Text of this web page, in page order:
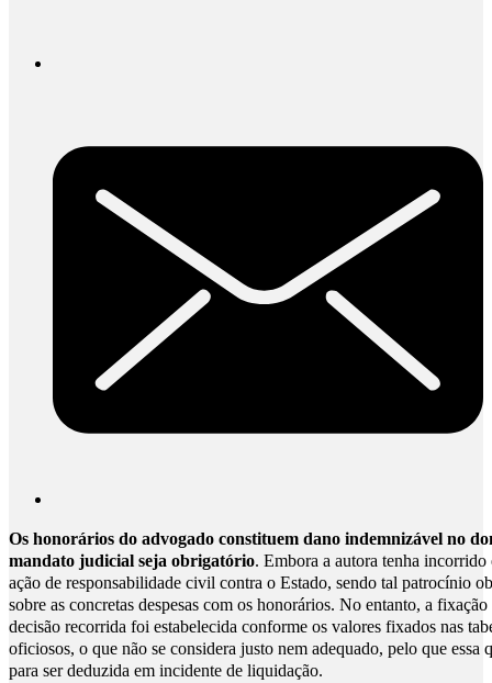
Os honorários do advogado constituem dano indemnizável no
mandato judicial seja obrigatório. Embora a autora tenha incorrido
ação de responsabilidade civil contra o Estado, sendo tal patrocínio
sobre as concretas despesas com os honorários. No entanto, a
decisão recorrida foi estabelecida conforme os valores fixados nas
oficiosos, o que não se considera justo nem adequado, pelo que essa
para ser deduzida em incidente de liquidação.